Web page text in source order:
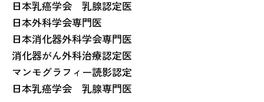
日本乳癌学会 乳腺認定医
日本外科学会専門医
日本消化器外科学会専門医
消化器がん外科治療認定医
マンモグラフィー読影認定
日本乳癌学会 乳腺専門医